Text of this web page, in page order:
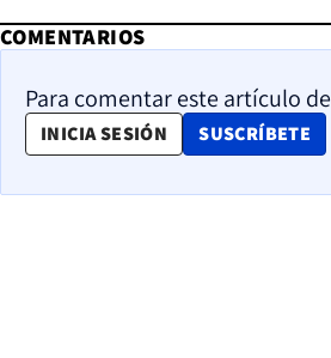
COMENTARIOS
Para comentar este artículo
INICIA SESIÓN SUSCRÍBETE
OPENS IN NEW